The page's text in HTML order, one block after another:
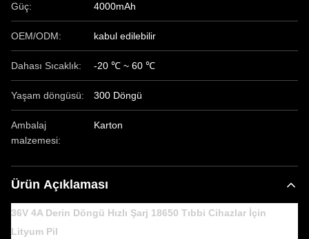
Güç: 4000mAh
OEM/ODM: kabul edilebilir
Dahası Sıcaklık: -20 ℃ ~ 60 ℃
Yaşam döngüsü: 300 Döngü
Ambalaj
malzemesi:
Karton
Ürün Açıklaması
36V 4A Derin Döngü Hızlı Şarj 18650 Tıbbi Cihazlar İçin
Lityum Pil